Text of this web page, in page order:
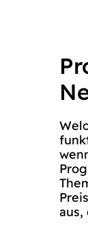
aus,